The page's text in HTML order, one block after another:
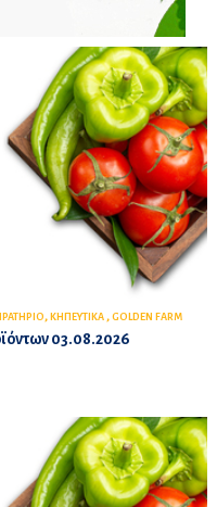
, ΚΗΠΕΥΤΙΚΑ , GOLDEN FARM
03.08.2026